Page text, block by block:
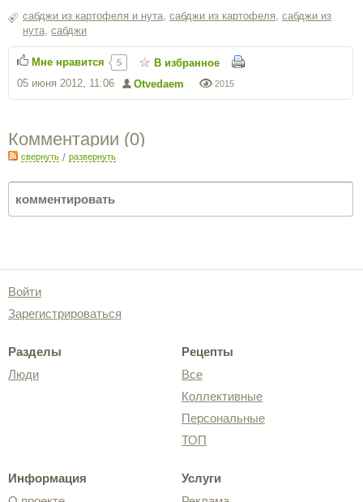
сабджи из картофеля и нута, сабджи из картофеля, сабджи из
нута, сабджи
2015
Otvedaem
05 июня 2012, 11:06
Мне нравится 5 В избранное
Комментарии (0)
свернуть / развернуть
Войти
Зарегистрироваться
Разделы
Люди
Рецепты
Все
Коллективные
Персональные
ТОП
Информация
Услуги